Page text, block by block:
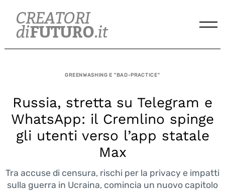
content
GREENWASHING E "BAD-PRACTICE"
Russia, stretta su Telegram e
WhatsApp: il Cremlino spinge
gli utenti verso l’app statale
Max
Tra accuse di censura, rischi per la privacy e impatti
sulla guerra in Ucraina, comincia un nuovo capitolo